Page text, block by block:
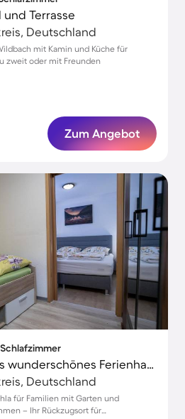
und Terrasse
Deutschland
mit Kamin und Küche für
zweit oder mit Freunden
Zum Angebot
Schlafzimmer
Familienorientiertes wunderschönes Ferienhaus mit Garten, Terrasse und Grill | Gartenblick | Haustiere erlaubt
Deutschland
für Familien mit Garten und
– Ihr Rückzugsort für